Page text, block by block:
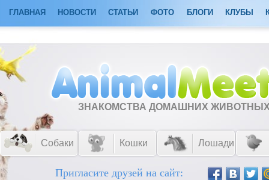
ГЛАВНАЯ НОВОСТИ СТАТЬИ ФОТО БЛОГИ КЛУБЫ
ЗНАКОМСТВА ДОМАШНИХ
Собаки Кошки Лошади
Пригласите друзей на сайт: